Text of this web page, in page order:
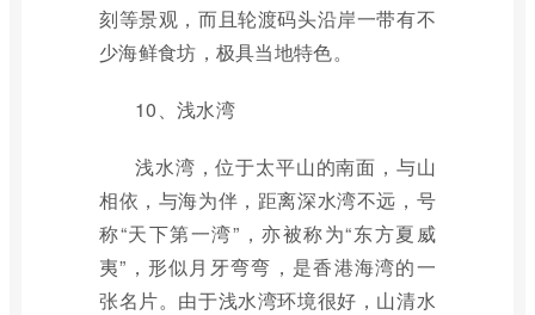
刻等景观，而且轮渡码头沿岸一带有不
少海鲜食坊，极具当地特色。
10、浅水湾
浅水湾，位于太平山的南面，与山
相依，与海为伴，距离深水湾不远，号
称“天下第一湾”，亦被称为“东方夏威
夷”，形似月牙弯弯，是香港海湾的一
张名片。由于浅水湾环境很好，山清水